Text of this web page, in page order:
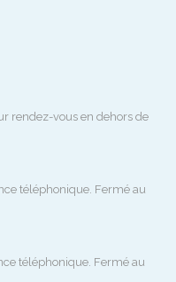
rendez-vous en dehors de
téléphonique. Fermé au
téléphonique. Fermé au